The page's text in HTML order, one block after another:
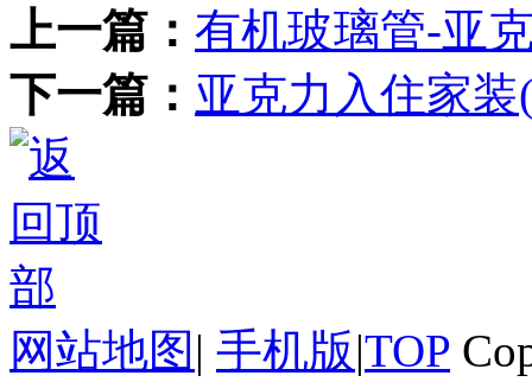
上一篇： 有机玻璃管-亚
下一篇： 亚克力入住家
网站地图 | 手机版|TOP